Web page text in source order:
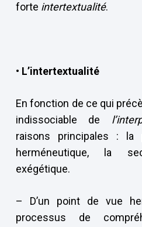
forte intertextualité.
• L’intertextualité
En fonction de ce qui
indissociable de
raisons principales : la
herméneutique, la
exégétique.
– D’un point de vue
processus de